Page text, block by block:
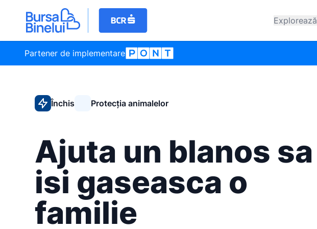
Explorează
Partener de implementare
Închis Protecția animalelor
Ajuta un blanos sa
isi gaseasca o
familie